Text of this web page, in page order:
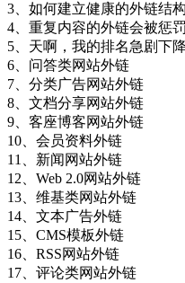
3、如何建立健康的外链结构
4、重复内容的外链会被惩
5、天啊，我的排名急剧下
6、问答类网站外链
7、分类广告网站外链
8、文档分享网站外链
9、客座博客网站外链
10、会员资料外链
11、新闻网站外链
12、Web 2.0网站外链
13、维基类网站外链
14、文本广告外链
15、CMS模板外链
16、RSS网站外链
17、评论类网站外链